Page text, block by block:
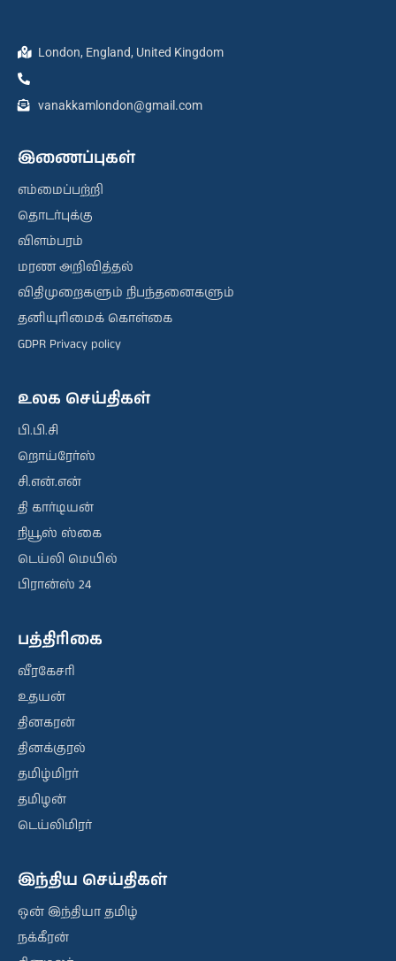
London, England, United Kingdom
vanakkamlondon@gmail.com
இணைப்புகள்
எம்மைப்பற்றி
தொடர்புக்கு
விளம்பரம்
மரண அறிவித்தல்
விதிமுறைகளும் நிபந்தனைகளும்
தனியுரிமைக் கொள்கை
GDPR Privacy policy
உலக செய்திகள்
பி.பி.சி
றொய்ரேர்ஸ்
சி.என்.என்
தி கார்டியன்
நியூஸ் ஸ்கை
டெய்லி மெயில்
பிரான்ஸ் 24
பத்திரிகை
வீரகேசரி
உதயன்
தினகரன்
தினக்குரல்
தமிழ்மிரர்
தமிழன்
டெய்லிமிரர்
இந்திய செய்திகள்
ஒன் இந்தியா தமிழ்
நக்கீரன்